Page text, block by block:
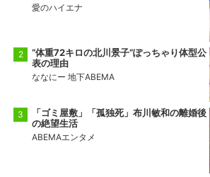
愛のハイエナ
“体重72キロの北川景子”ぽっちゃり体型公
表の理由
ななにー 地下ABEMA
「ゴミ屋敷」「孤独死」布川敏和の離婚後
の絶望生活
ABEMAエンタメ